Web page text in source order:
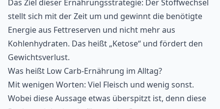
Das Ziel dieser Ernährungsstrategie: Der Stoffwechsel
stellt sich mit der Zeit um und gewinnt die benötigte
Energie aus Fettreserven und nicht mehr aus
Kohlenhydraten. Das heißt „Ketose“ und fördert den
Gewichtsverlust.
Was heißt Low Carb-Ernährung im Alltag?
Mit wenigen Worten: Viel Fleisch und wenig sonst.
Wobei diese Aussage etwas überspitzt ist, denn diese